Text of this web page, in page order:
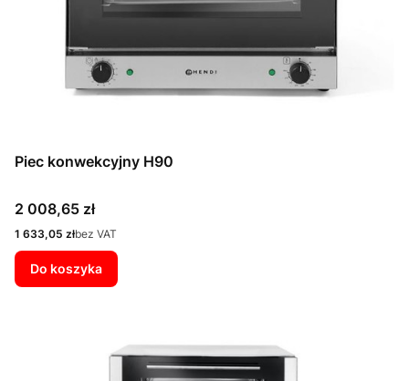
Piec konwekcyjny H90
Cena
2 008,65 zł
Cena
1 633,05 złbez VAT
Do koszyka